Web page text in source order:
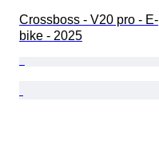
Crossboss - V20 pro - E-
bike - 2025